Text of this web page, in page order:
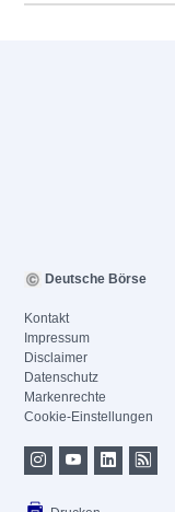
Deutsche Börse
Kontakt
Impressum
Disclaimer
Datenschutz
Markenrechte
Cookie-Einstellungen